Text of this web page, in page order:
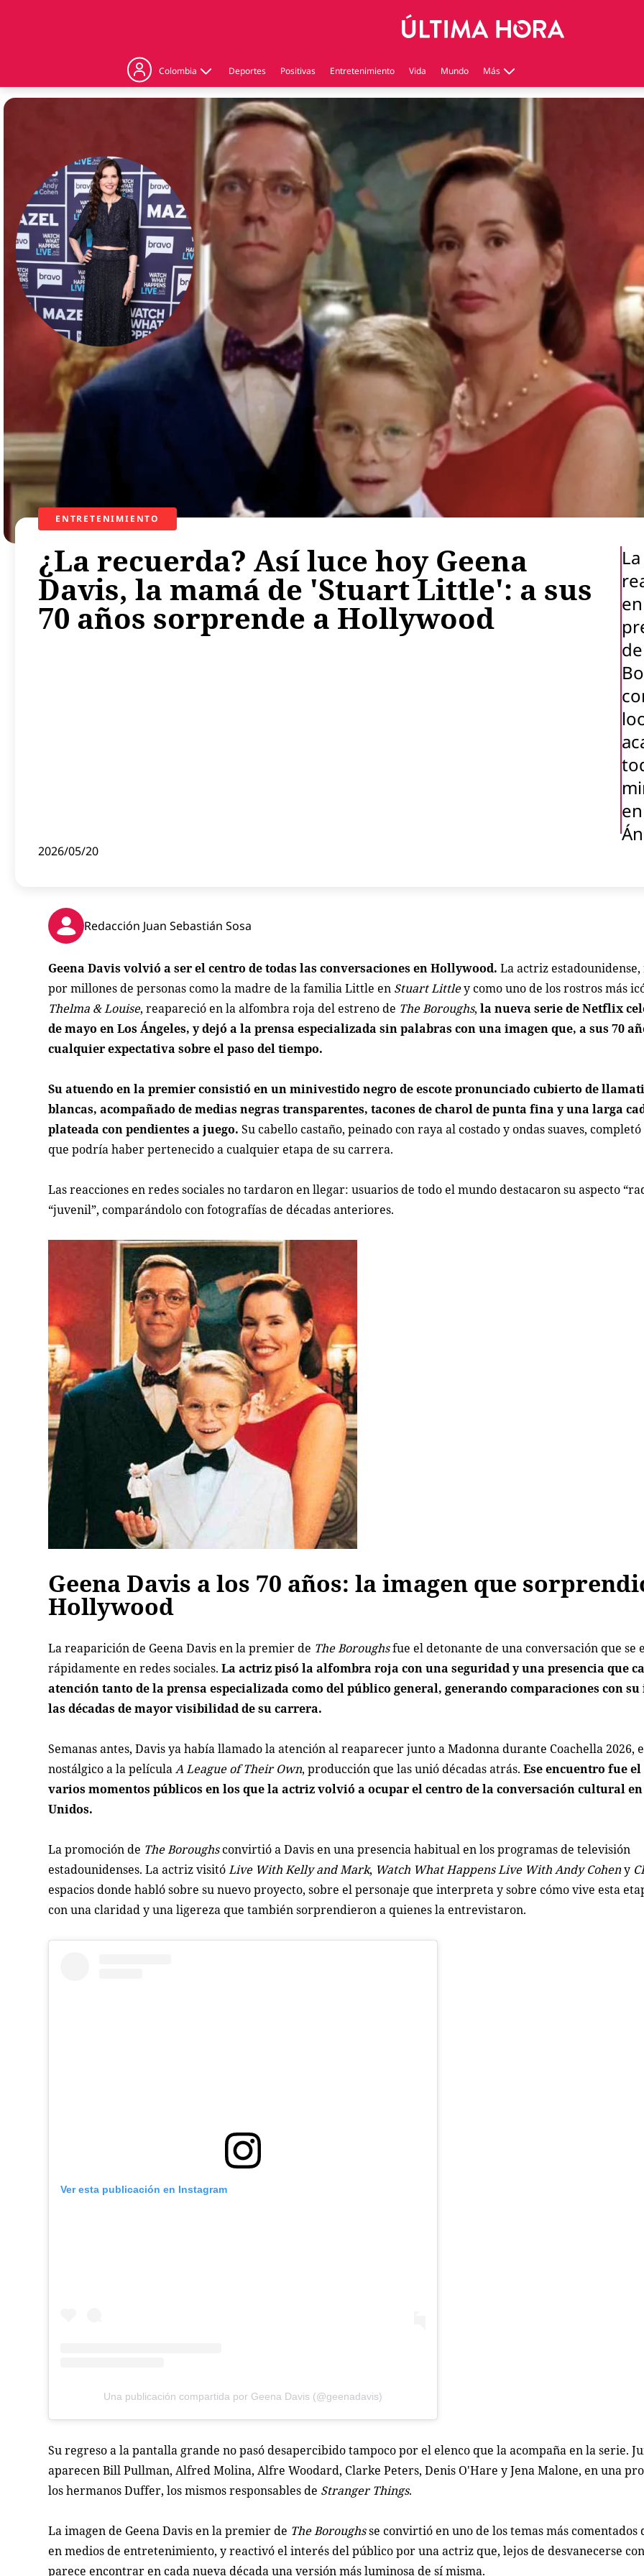
Colombia
Judicial
Regiones
Deportes Positivas Entretenimiento Vida Mundo Más
Virales
Economía
Estilo de vida
Contenido patrocinado
ENTRETENIMIENTO
¿La recuerda? Así luce hoy Geena
Davis, la mamá de 'Stuart Little': a sus
70 años sorprende a Hollywood
2026/05/20
Redacción Juan Sebastián Sosa
Geena Davis volvió a ser el centro de todas las conversaciones en Hollywood. La actriz
por millones de personas como la madre de la familia Little en Stuart Littley como uno de los rostros más
Thelma & Louise, reapareció en la alfombra roja del estreno de The Boroughs,la nueva serie de Netflix
de mayo en Los Ángeles, y dejó a la prensa especializada sin palabras con una imagen que, a sus 70
cualquier expectativa sobre el paso del tiempo.
Su atuendo en la premier consistió en un minivestido negro de escote pronunciado cubierto de
blancas, acompañado de medias negras transparentes, tacones de charol de punta fina y una larga
plateada con pendientes a juego. Su cabello castaño, peinado con raya al costado y ondas suaves,
que podría haber pertenecido a cualquier etapa de su carrera.
Las reacciones en redes sociales no tardaron en llegar: usuarios de todo el mundo destacaron su aspecto
“juvenil”, comparándolo con fotografías de décadas anteriores.
Geena Davis a los 70 años: la imagen que
Hollywood
La reaparición de Geena Davis en la premier de The Boroughsfue el detonante de una conversación que se
rápidamente en redes sociales.La actriz pisó la alfombra roja con una seguridad y una presencia que
atención tanto de la prensa especializada como del público general, generando comparaciones con su
las décadas de mayor visibilidad de su carrera.
Semanas antes, Davis ya había llamado la atención al reaparecer junto a Madonna durante Coachella 2026,
nostálgico a la películaA League of Their Own, producción que las unió décadas atrás.Ese encuentro fue
varios momentos públicos en los que la actriz volvió a ocupar el centro de la conversación cultural en
Unidos.
La promoción de The Boroughsconvirtió a Davis en una presencia habitual en los programas de televisión
estadounidenses. La actriz visitóLive With Kelly and Mark, Watch What Happens Live With Andy Coheny
espacios donde habló sobre su nuevo proyecto, sobre el personaje que interpreta y sobre cómo vive esta
con una claridad y una ligereza que también sorprendieron a quienes la entrevistaron.
Ver esta publicación en Instagram
Una publicación compartida por Geena Davis (@geenadavis)
Su regreso a la pantalla grande no pasó desapercibido tampoco por el elenco que la acompaña en la serie.
aparecen Bill Pullman, Alfred Molina, Alfre Woodard, Clarke Peters, Denis O'Hare y Jena Malone, en una
los hermanos Duffer, los mismos responsables de Stranger Things.
La imagen de Geena Davis en la premier de The Boroughsse convirtió en uno de los temas más comentados
en medios de entretenimiento, y reactivó el interés del público por una actriz que, lejos de desvanecerse
parece encontrar en cada nueva década una versión más luminosa de sí misma.